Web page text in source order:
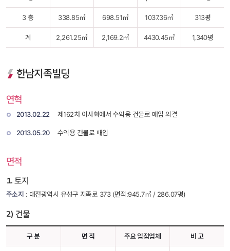
3 층 338.85㎡ 698.51㎡ 1037.36㎡ 313평
계 2,261.25㎡ 2,169.2㎡ 4430.45㎡ 1,340평
한남지족빌딩
연혁
2013.02.22 제162차 이사회에서 수익용 건물로 매입 의결
2013.05.20 수익용 건물로 매입
면적
1. 토지
주소지 : 대전광역시 유성구 지족로 373 (면적:945.7㎡ / 286.07평)
2) 건물
구 분 면 적 주요 입점업체 비 고